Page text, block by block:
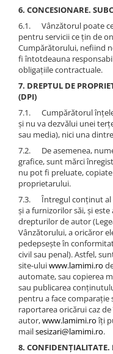
6. CONCESIONARE.
6.1. Vânzătorul poate
pentru servicii ce țin de
Cumpărătorului, nefiind
fi întotdeauna
obligațiile contractuale.
7. DREPTUL DE
(DPI)
7.1. Cumpărătorul
și nu va dezvălui unei
sau media), nici una
7.2. De asemenea,
grafice, sunt mărci
nu pot fi preluate,
proprietarului.
7.3. Întregul conținut al
și a furnizorilor săi, și
drepturilor de autor
Vânzătorului, a oricăror
pedepsește în
civil sau penal). Astfel,
site-uluiwww.lamimi.ro
automate, sau copierea
sau publicarea
pentru a face comparație
raportarea oricărui caz
autor,www.lamimi.roîți
mailsesizari@lamimi.ro.
8. CONFIDENȚIALITATE.